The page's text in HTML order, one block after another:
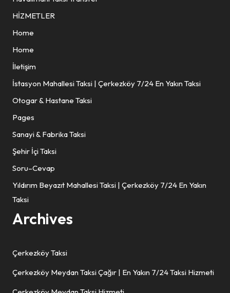
HİZMETLER
Home
Home
İletişim
İstasyon Mahallesi Taksi | Çerkezköy 7/24 En Yakın Taksi
Otogar & Hastane Taksi
Pages
Sanayi & Fabrika Taksi
Şehir İçi Taksi
Soru–Cevap
Yıldırım Beyazıt Mahallesi Taksi | Çerkezköy 7/24 En Yakın
Taksi
Archives
Çerkezköy Taksi
Çerkezköy Meydan Taksi Çağır | En Yakın 7/24 Taksi Hizmeti